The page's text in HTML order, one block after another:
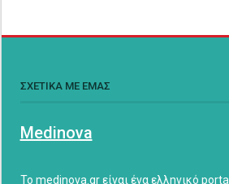
ΣΧΕΤΙΚΑ ΜΕ ΕΜΑΣ
Medinova
Το medinova.gr είναι ένα ελληνικό portal